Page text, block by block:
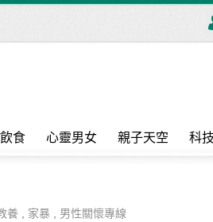
食 心靈男女 親子天空 科
養 家暴 男性關懷專線